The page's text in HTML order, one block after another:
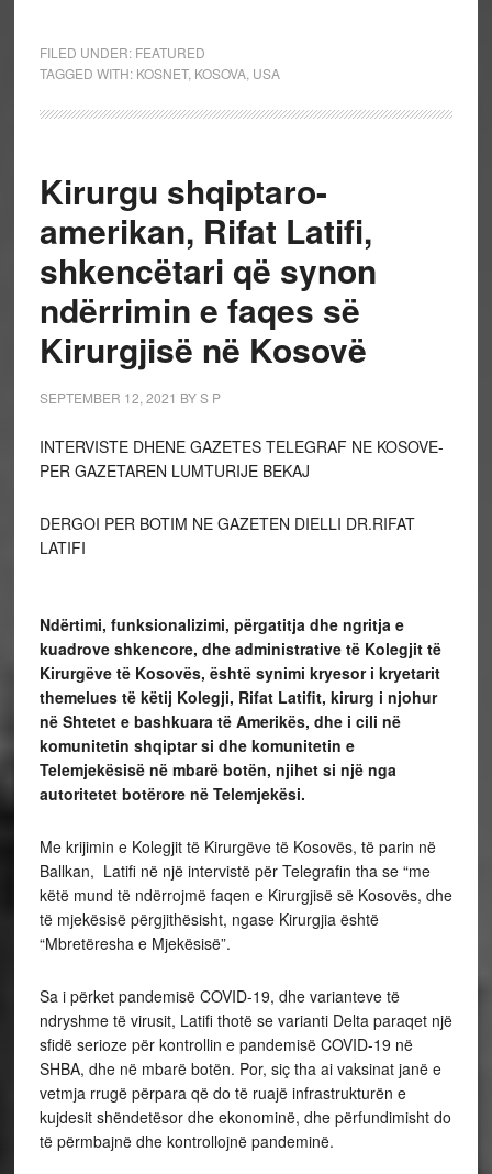
FILED UNDER: FEATURED
TAGGED WITH: KOSNET, KOSOVA, USA
Kirurgu shqiptaro-
amerikan, Rifat Latifi,
shkencëtari që synon
ndërrimin e faqes së
Kirurgjisë në Kosovë
SEPTEMBER 12, 2021 BYS P
INTERVISTE DHENE GAZETES TELEGRAF NE KOSOVE-
PER GAZETAREN LUMTURIJE BEKAJ
DERGOI PER BOTIM NE GAZETEN DIELLI DR.RIFAT
LATIFI
Ndërtimi, funksionalizimi, përgatitja dhe ngritja e
kuadrove shkencore, dhe administrative të Kolegjit të
Kirurgëve të Kosovës, është synimi kryesor i kryetarit
themelues të këtij Kolegji, Rifat Latifit, kirurg i njohur
në Shtetet e bashkuara të Amerikës, dhe i cili në
komunitetin shqiptar si dhe komunitetin e
Telemjekësisë në mbarë botën, njihet si një nga
autoritetet botërore në Telemjekësi.
Me krijimin e Kolegjit të Kirurgëve të Kosovës, të parin në
Ballkan, Latifi në një intervistë për Telegrafin tha se “me
këtë mund të ndërrojmë faqen e Kirurgjisë së Kosovës, dhe
të mjekësisë përgjithësisht, ngase Kirurgjia është
“Mbretëresha e Mjekësisë”.
Sa i përket pandemisë COVID-19, dhe varianteve të
ndryshme të virusit, Latifi thotë se varianti Delta paraqet një
sfidë serioze për kontrollin e pandemisë COVID-19 në
SHBA, dhe në mbarë botën. Por, siç tha ai vaksinat janë e
vetmja rrugë përpara që do të ruajë infrastrukturën e
kujdesit shëndetësor dhe ekonominë, dhe përfundimisht do
të përmbajnë dhe kontrollojnë pandeminë.